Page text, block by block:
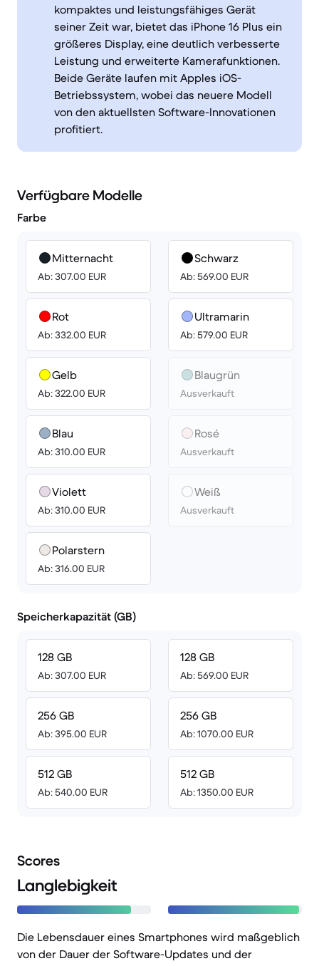
kompaktes und leistungsfähiges Gerät
seiner Zeit war, bietet das iPhone 16 Plus ein
größeres Display, eine deutlich verbesserte
Leistung und erweiterte Kamerafunktionen.
Beide Geräte laufen mit Apples iOS-
Betriebssystem, wobei das neuere Modell
von den aktuellsten Software-Innovationen
profitiert.
Verfügbare Modelle
Farbe
Mitternacht
Ab: 307.00 EUR
Rot
Ab: 332.00 EUR
Gelb
Ab: 322.00 EUR
Blau
Ab: 310.00 EUR
Violett
Ab: 310.00 EUR
Polarstern
Ab: 316.00 EUR
Schwarz
Ab: 569.00 EUR
Ultramarin
Ab: 579.00 EUR
Blaugrün
Ausverkauft
Rosé
Ausverkauft
Weiß
Ausverkauft
Speicherkapazität (GB)
128 GB
Ab: 307.00 EUR
256 GB
Ab: 395.00 EUR
512 GB
Ab: 540.00 EUR
128 GB
Ab: 569.00 EUR
256 GB
Ab: 1070.00 EUR
512 GB
Ab: 1350.00 EUR
Scores
Langlebigkeit
Die Lebensdauer eines Smartphones wird maßgeblich
von der Dauer der Software-Updates und der